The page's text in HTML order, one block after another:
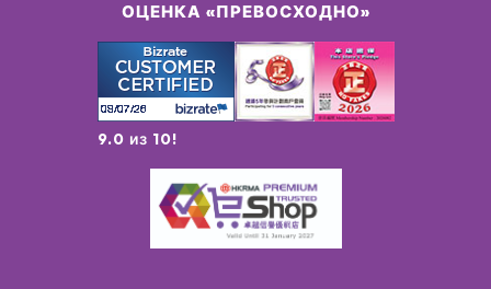
ОЦЕНКА «ПРЕВОСХОДНО»
9.0 из 10!